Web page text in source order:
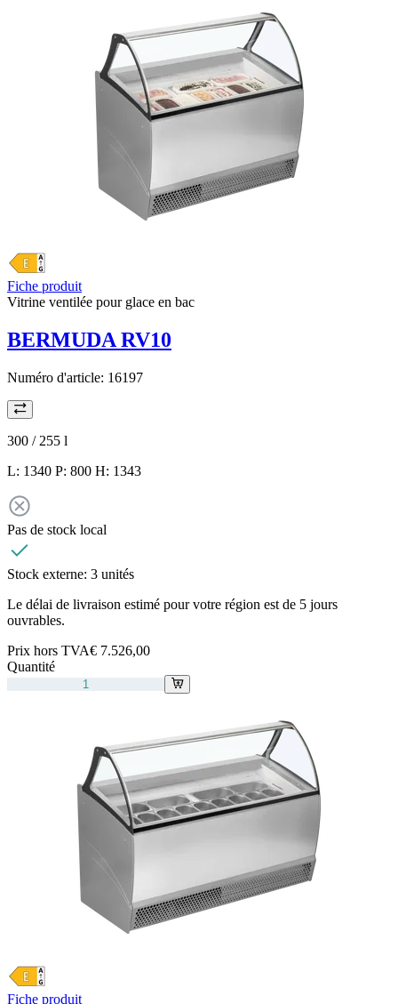
Fiche produit
Vitrine ventilée pour glace en bac
BERMUDA RV10
Numéro d'article: 16197
300 / 255 l
L: 1340 P: 800 H: 1343
Pas de stock local
Stock externe: 3 unités
Le délai de livraison estimé pour votre région est de 5 jours
ouvrables.
Prix hors TVA€ 7.526,00
Quantité
Fiche produit